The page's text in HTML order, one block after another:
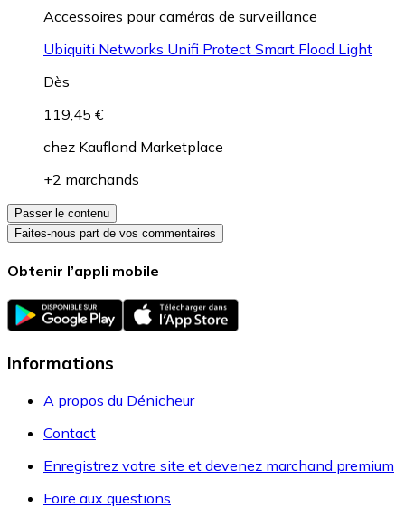
Accessoires pour caméras de surveillance
Ubiquiti Networks Unifi Protect Smart Flood Light
Dès
119,45 €
chez Kaufland Marketplace
+2 marchands
Passer le contenu
Faites-nous part de vos commentaires
Obtenir l’appli mobile
Informations
A propos du Dénicheur
Contact
Enregistrez votre site et devenez marchand premium
Foire aux questions